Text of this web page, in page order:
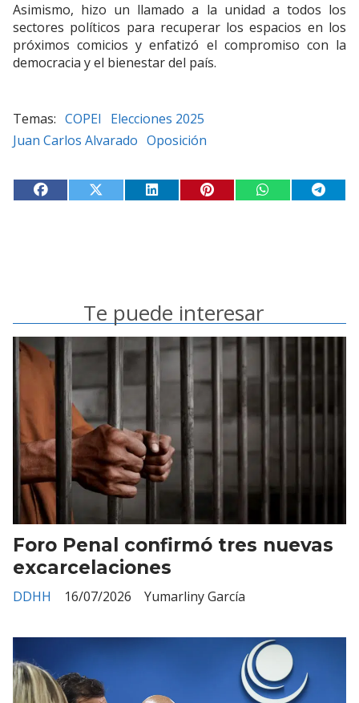
Asimismo, hizo un llamado a la unidad a todos los
sectores políticos para recuperar los espacios en los
próximos comicios y enfatizó el compromiso con la
democracia y el bienestar del país.
COPEI
Elecciones 2025
Juan Carlos Alvarado Oposición
Te puede interesar
Foro Penal confirmó tres nuevas
excarcelaciones
Yumarliny García
DDHH 16/07/2026